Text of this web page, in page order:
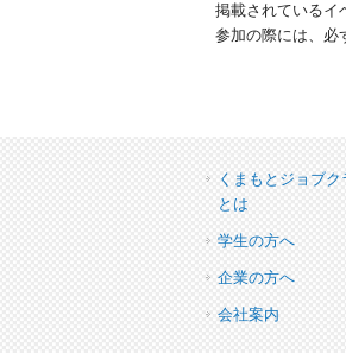
掲載されているイ
参加の際には、必
くまもとジョブク
とは
学生の方へ
企業の方へ
会社案内